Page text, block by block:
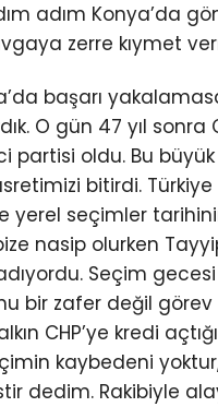
adım Konya’da
zerre kıymet
başarı
O gün 47 yıl sonra
partisi oldu. Bu büyük
bitirdi. Türkiye
yerel seçimler
nasip olurken
Seçim gecesi
bir zafer değil görev
CHP’ye kredi
kaybedeni
dedim. Rakibiyle